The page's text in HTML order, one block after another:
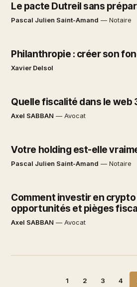
Le pacte Dutreil sans
Pascal Julien Saint-Amand —Notaire
Philanthropie : créer son
Xavier Delsol
Quelle fiscalité dans le web
Axel SABBAN —Avocat
Votre holding est-elle
Pascal Julien Saint-Amand —Notaire
Comment investir en
opportunités et pièges
Axel SABBAN —Avocat
1 2 3 4